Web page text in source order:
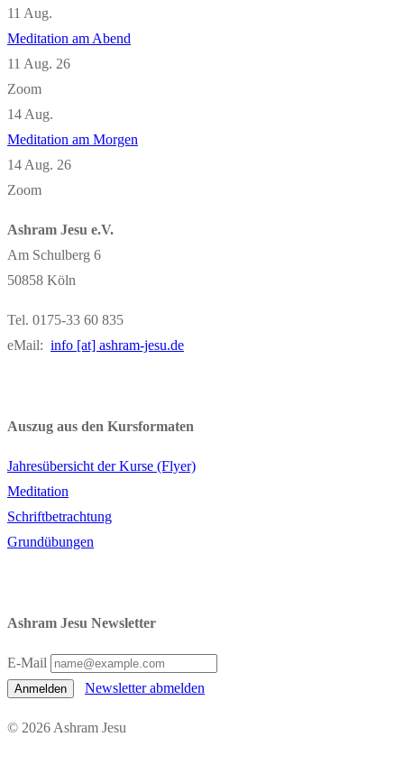
11 Aug.
Meditation am Abend
11 Aug. 26
Zoom
14 Aug.
Meditation am Morgen
14 Aug. 26
Zoom
Ashram Jesu e.V.
Am Schulberg 6
50858 Köln
Tel. 0175-33 60 835
eMail: info [at] ashram-jesu.de
Auszug aus den Kursformaten
Jahresübersicht der Kurse (Flyer)
Meditation
Schriftbetrachtung
Grundübungen
Ashram Jesu Newsletter
E-Mail
Anmelden Newsletter abmelden
© 2026 Ashram Jesu